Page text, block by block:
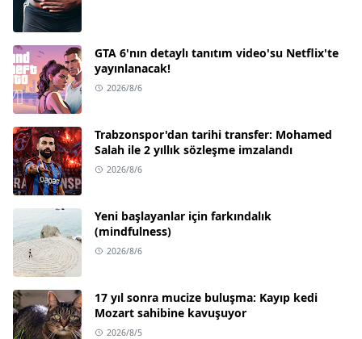
GTA 6'nın detaylı tanıtım video'su Netflix'te
yayınlanacak!
2026/8/6
Trabzonspor'dan tarihi transfer: Mohamed
Salah ile 2 yıllık sözleşme imzalandı
2026/8/6
Yeni başlayanlar için farkındalık
(mindfulness)
2026/8/6
17 yıl sonra mucize buluşma: Kayıp kedi
Mozart sahibine kavuşuyor
2026/8/5